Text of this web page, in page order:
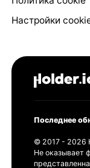
Настройки
Последнее
© 2017 - 2026
Не оказывает